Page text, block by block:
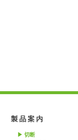
製品案内
切断